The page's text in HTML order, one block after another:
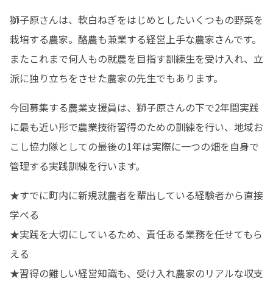
獅子原さんは、軟白ねぎをはじめとしたいくつもの野菜を
栽培する農家。酪農も兼業する経営上手な農家さんです。
またこれまで何人もの就農を目指す訓練生を受け入れ、立
派に独り立ちをさせた農家の先生でもあります。
今回募集する農業支援員は、獅子原さんの下で2年間実践
に最も近い形で農業技術習得のための訓練を行い、地域お
こし協力隊としての最後の1年は実際に一つの畑を自身で
管理する実践訓練を行います。
★すでに町内に新規就農者を輩出している経験者から直接
学べる
★実践を大切にしているため、責任ある業務を任せてもら
える
★習得の難しい経営知識も、受け入れ農家のリアルな収支